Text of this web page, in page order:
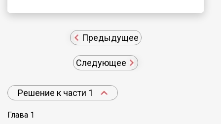
Предыдущее
Следующее
Решение к части 1
Глава 1